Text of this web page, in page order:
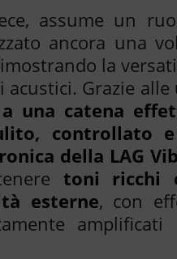
assume un
ancora una
la
Grazie alle
una catena
controllato e
della LAG
toni ricchi
esterne, con